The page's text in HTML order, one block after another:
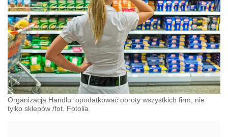
Organizacja Handlu: opodatkować obroty wszystkich firm, nie
tylko sklepów /fot. Fotolia